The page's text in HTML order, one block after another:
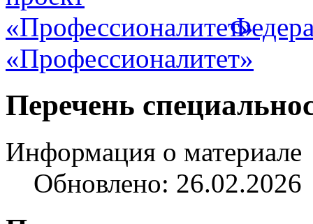
«Профессионалитет»
Перечень
Информация о материале
Обновлено: 26.02.2026